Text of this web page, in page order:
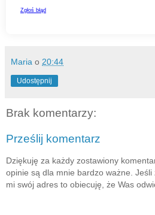
Maria o 20:44
Udostępnij
Brak komentarzy:
Prześlij komentarz
Dziękuję za każdy zostawiony
opinie są dla mnie bardzo ważne. Jeśli
mi swój adres to obiecuję, że Was